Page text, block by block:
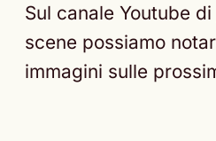
Sul canale Youtube di
scene possiamo
immagini sulle